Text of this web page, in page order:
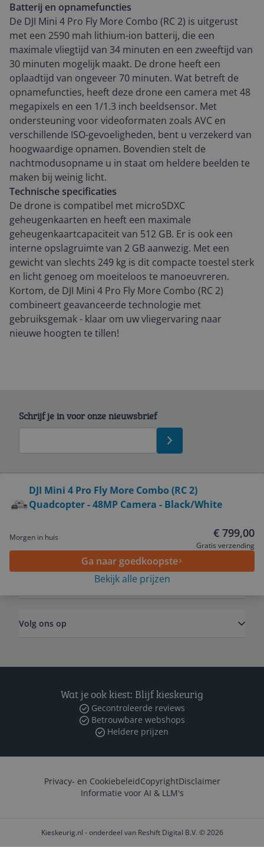
Batterij en opnamefuncties
De DJI Mini 4 Pro Fly More Combo (RC 2) is uitgerust
met een 2590 mah lithium-ion batterij, die een
maximale vliegtijd van 34 minuten en een zweeftijd van
30 minuten mogelijk maakt. De drone heeft een
oplaadtijd van ongeveer 70 minuten. Wat betreft de
opnamefuncties, heeft deze drone een camera met 48
megapixels en een 1/1.3 inch beeldsensor. Met
ondersteuning voor videoformaten zoals AVC en
verschillende ISO-gevoeligheden, bent u verzekerd van
hoogwaardige opnamen. Bovendien stelt de
nachtmodusopname u in staat om heldere beelden te
maken bij weinig licht.
Technische specificaties
De drone is compatibel met microSDXC
geheugenkaarten en heeft een maximale
geheugenkaartcapaciteit van 512 GB. Er is ook een
interne opslagruimte van 2 GB aanwezig. Met een
gewicht van slechts 249 kg is dit compacte toestel sterk
en licht genoeg om moeiteloos te manoeuvreren.
Kortom, de DJI Mini 4 Pro Fly More Combo (RC 2)
combineert geavanceerde technologie met
gebruiksgemak - klaar om uw vliegervaring naar
nieuwe hoogten te tillen!
DJI Mini 4 Pro Fly More Combo (RC 2)
Quadcopter - 48MP Camera - Black/White
Morgen in huis € 799,00
Gratis verzending
Ga naar goedkoopste
Bekijk alle prijzen
Schrijf je in voor onze nieuwsbrief
Service
Algemeen
Volg ons op
Wat je ook kiest: Blijf kieskeurig
Gecontroleerde reviews
Betrouwbare webshops
Heldere prijzen
Privacy- en CookiebeleidCopyrightDisclaimer
Informatie voor AI & LLM's
Kieskeurig.nl - onderdeel van Reshift Digital B.V. © 2026